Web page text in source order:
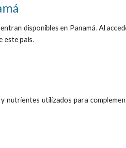
disponibles en Panamá. Al
este país.
nutrientes utilizados para